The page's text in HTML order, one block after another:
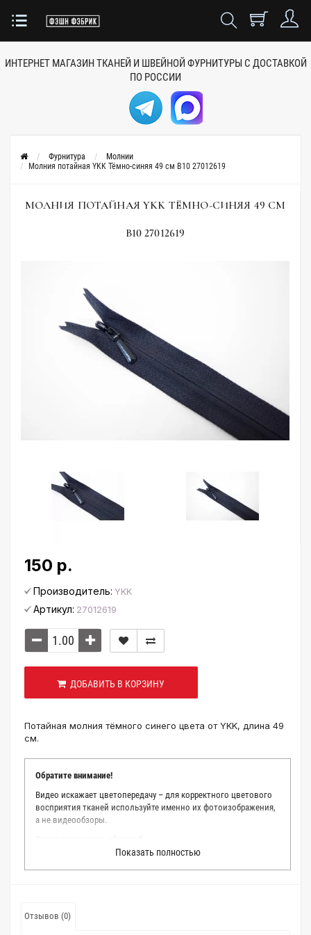
ИНТЕРНЕТ МАГАЗИН ТКАНЕЙ И ШВЕЙНОЙ ФУРНИТУРЫ С ДОСТАВКОЙ
ПО РОССИИ
Фурнитура
Молнии
Молния потайная YKK Тёмно-синяя 49 см B10 27012619
МОЛНИЯ ПОТАЙНАЯ YKK ТЁМНО-СИНЯЯ 49 СМ
B10 27012619
150 р.
Производитель: YKK
Артикул: 27012619
ДОБАВИТЬ В КОРЗИНУ
Потайная молния тёмного синего цвета от YKK, длина 49
см.
Обратите внимание!
Видео искажает цветопередачу – для корректного цветового
восприятия тканей используйте именно их фотоизображения,
а не видеообзоры.
Мы делаем все возможное, чтобы точно описать цвет каждой
ткани из нашего каталога. Мы осматриваем и фотографируем
точное соответствие цветов из-за одного простого факта:
Показать полностью
Отзывов (0)